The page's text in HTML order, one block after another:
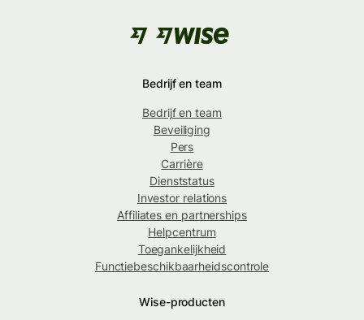
Bedrijf en team
Bedrijf en team
Beveiliging
Pers
Carrière
Dienststatus
Investor relations
Affiliates en partnerships
Helpcentrum
Toegankelijkheid
Functiebeschikbaarheidscontrole
Wise-producten